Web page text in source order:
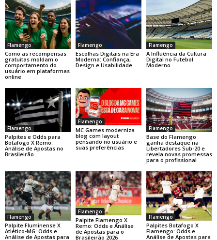
Flamengo
Como as recompensas
gratuitas moldam o
comportamento do
usuário em plataformas
online
Flamengo
Escolhas Digitais na Era
Moderna: Confiança,
Design e Usabilidade
Flamengo
A Influência da Cultura
Digital no Futebol
Moderno
Flamengo
Palpites e Odds para
Botafogo X Remo:
Análise de Apostas no
Brasileirão
Flamengo
MC Games moderniza
blog com layout
pensando no usuário e
suas preferências
Flamengo
Base do Flamengo
ganha destaque na
Libertadores Sub-20 e
revela novas promessas
para o profissional
Flamengo
Palpite Fluminense X
Atlético-MG: Odds e
Análise de Apostas para
Flamengo
Palpite Flamengo X
Remo: Odds e Análise
de Apostas para o
Brasileirão 2026
Flamengo
Palpites Botafogo X
Flamengo: Odds e
Análise de Apostas para